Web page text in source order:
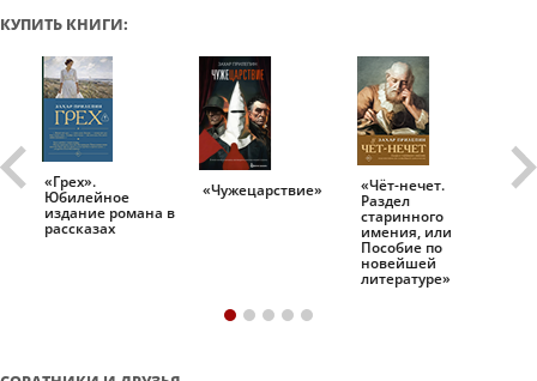
КУПИТЬ КНИГИ:
«Грех».
Юбилейное
издание романа в
рассказах
«Чужецарствие» «Чёт-нечет.
Раздел
старинного
имения, или
Пособие по
новейшей
литературе»